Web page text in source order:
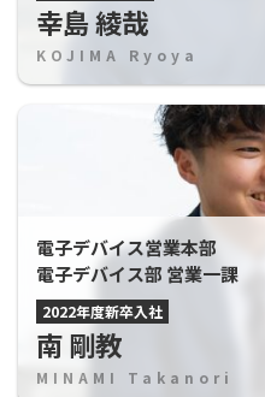
幸島 綾哉
KOJIMA Ryoya
電子デバイス営業本部
電子デバイス部 営業一課
2022年度新卒入社
南 剛教
MINAMI Takanori